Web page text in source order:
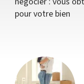
pour votre bien